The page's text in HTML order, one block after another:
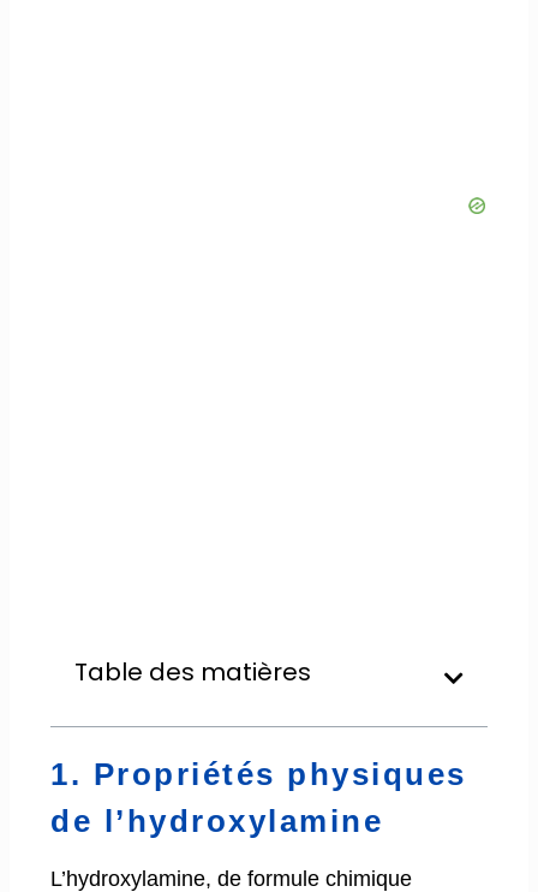
Table des matières
1. Propriétés physiques
de l’hydroxylamine
L’hydroxylamine, de formule chimique